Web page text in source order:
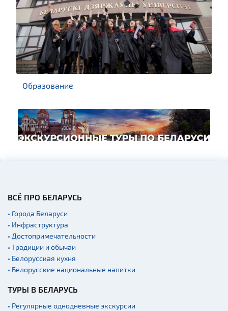
Образование
ВСЁ ПРО БЕЛАРУСЬ
• Города Беларуси
• Инфраструктура
• Достопримечательности
• Традиции и обычаи
• Белорусская кухня
• Белорусские национальные напитки
ТУРЫ В БЕЛАРУСЬ
• Регулярные однодневные экскурсии